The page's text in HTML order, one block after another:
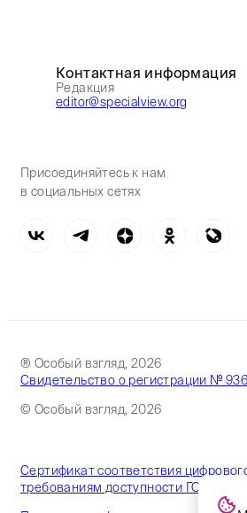
Контактная информация
Редакция
editor@specialview.org
Присоединяйтесь к нам
в социальных сетях
® Особый взгляд, 2026
Свидетельство о регистрации №
© Особый взгляд, 2026
Сертификат соответствия
требованиям доступности ГОСТ